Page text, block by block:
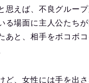
思えば、不良グルー
る場面に主人公たち
あと、相手をボコボ
ど、女性には手を出